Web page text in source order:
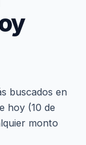
buscados en
hoy (10 de
monto